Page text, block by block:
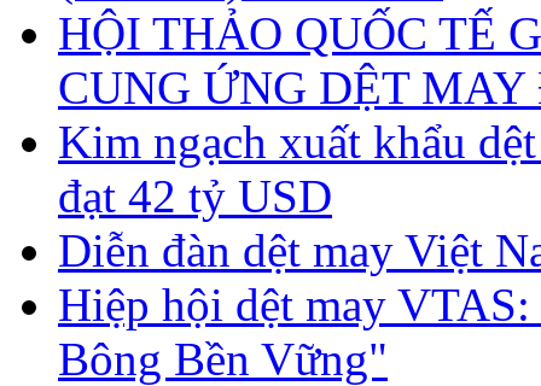
HỘI THẢO QUỐC TẾ
CUNG ỨNG DỆT
Kim ngạch xuất khẩu
đạt 42 tỷ USD
Diễn đàn dệt may Việt
Hiệp hội dệt may
Bông Bền Vững"